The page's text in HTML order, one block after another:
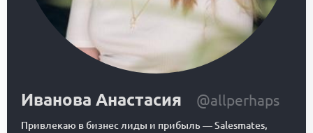
Иванова Анастасия @allperhaps
Привлекаю в бизнес лиды и прибыль—Salesmates,